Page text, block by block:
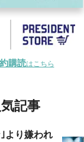
購読はこちら
記事
より嫌われ